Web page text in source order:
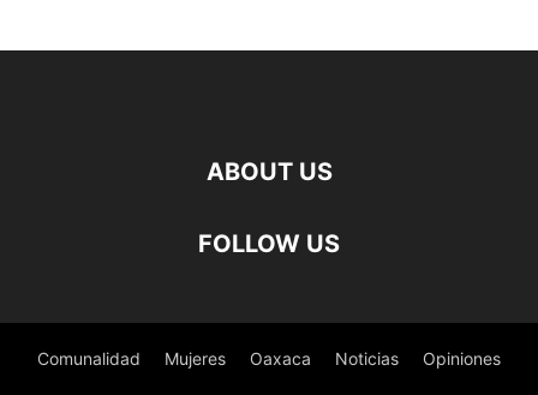
ABOUT US
FOLLOW US
Comunalidad Mujeres Oaxaca Noticias Opiniones